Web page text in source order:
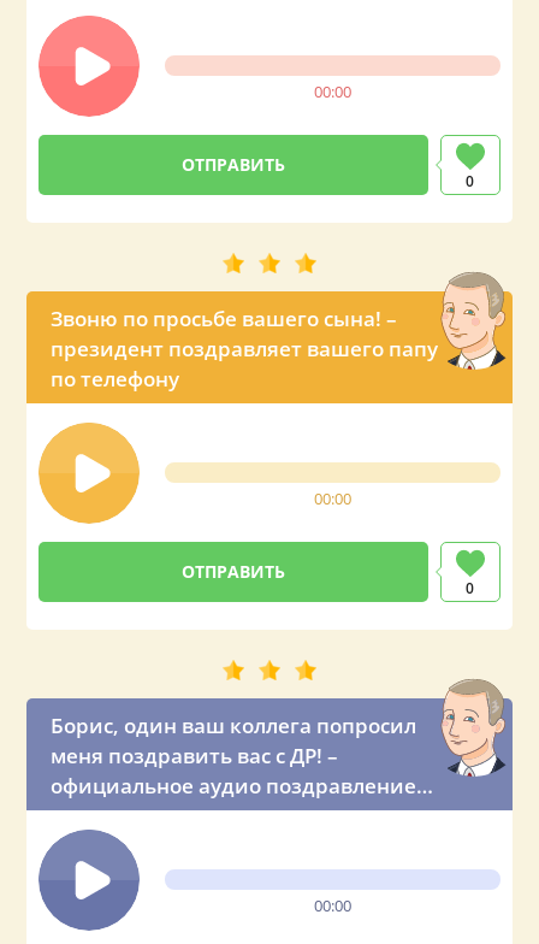
00:00
0
Звоню по просьбе вашего сына! –
президент поздравляет вашего папу
по телефону
00:00
0
Борис, один ваш коллега попросил
меня поздравить вас с ДР! –
официальное аудио поздравление
из Кремля
00:00